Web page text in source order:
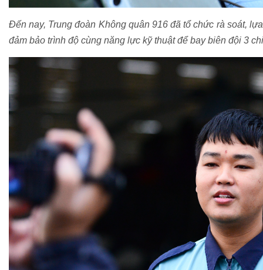
Đến nay, Trung đoàn Không quân 916 đã tổ chức rà soát,
đảm bảo trình độ cùng năng lực kỹ thuật để bay biên đội 3